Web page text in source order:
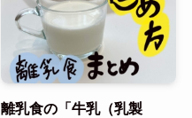
離乳食の「牛乳（乳製